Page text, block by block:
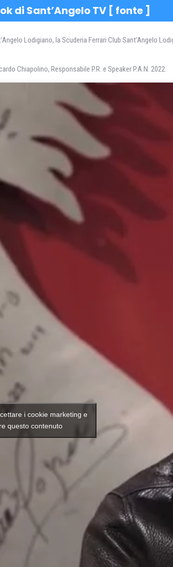
di Sant’Angelo TV [ fonte]
Lodigiano, la Scuderia Ferrari Club Sant’Angelo
Chiapolino, Responsabile P.R. e Speaker P.A.N. 2022.
i cookie marketing e
questo contenuto